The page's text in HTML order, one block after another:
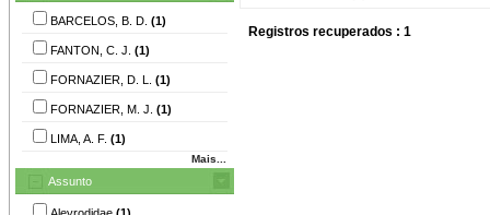
BARCELOS, B. D. (1)
FANTON, C. J. (1)
FORNAZIER, D. L. (1)
FORNAZIER, M. J. (1)
LIMA, A. F. (1)
Mais...
Assunto
Aleyrodidae (1)
Registros recuperados : 1